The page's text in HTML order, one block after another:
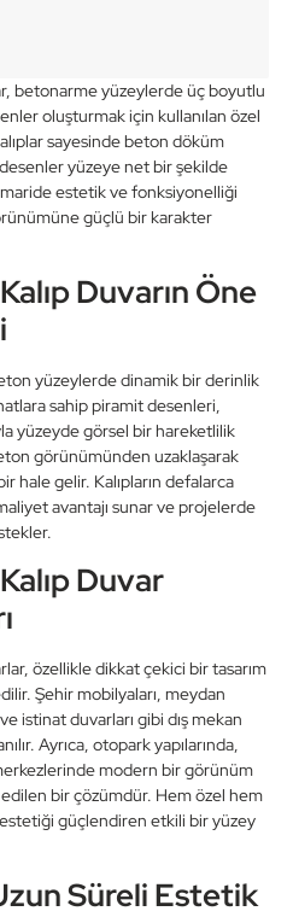
betonarme yüzeylerde üç boyutlu
oluşturmak için kullanılan özel
sayesinde beton döküm
yüzeye net bir şekilde
estetik ve fonksiyonelliği
güçlü bir karakter
Duvarın Öne
yüzeylerde dinamik bir derinlik
sahip piramit desenleri,
yüzeyde görsel bir hareketlilik
görünümünden uzaklaşarak
hale gelir. Kalıpların defalarca
avantajı sunar ve projelerde
Duvar
özellikle dikkat çekici bir tasarım
Şehir mobilyaları, meydan
istinat duvarları gibi dış mekan
Ayrıca, otopark yapılarında,
modern bir görünüm
bir çözümdür. Hem özel hem
güçlendiren etkili bir yüzey
Süreli Estetik